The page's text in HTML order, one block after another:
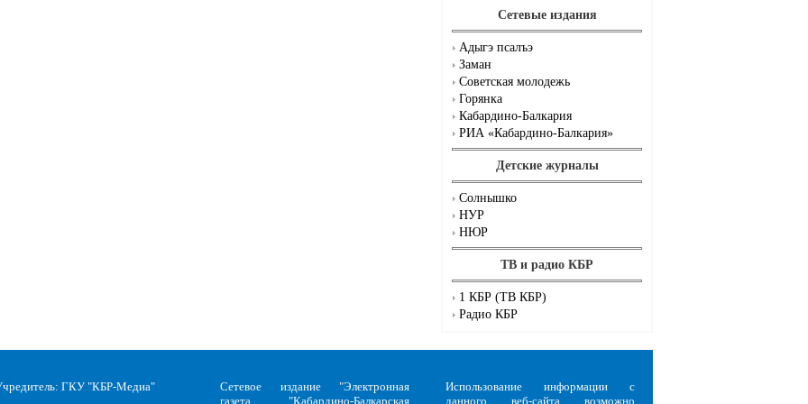
Сетевые издания
Адыгэ псалъэ
Заман
Советская молодежь
Горянка
Кабардино-Балкария
РИА «Кабардино-Балкария»
Детские журналы
Солнышко
НУР
НЮР
ТВ и радио КБР
1 КБР (ТВ КБР)
Радио КБР
ГКУ "КБР-Медиа"
Сетевое издание "Электронная
газета "Кабардино-Балкарская
Использование информации с
данного веб-сайта возможно